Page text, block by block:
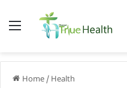
Menu
Home / Health